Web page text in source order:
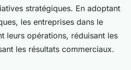
stratégiques. En adoptant
les entreprises dans le
leurs opérations, réduisant les
les résultats commerciaux.